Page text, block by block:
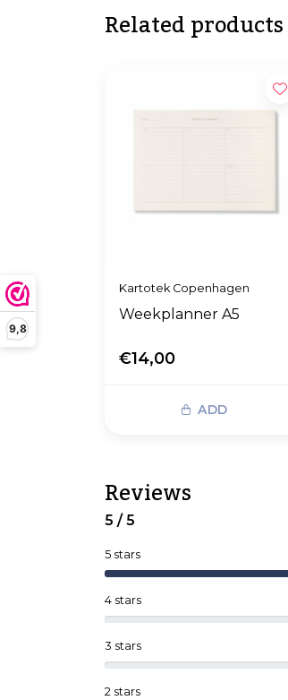
9,8
Related products
Kartotek Copenhagen
Weekplanner A5
€14,00
ADD
Reviews
5 / 5
2 stars
3 stars
4 stars
5 stars